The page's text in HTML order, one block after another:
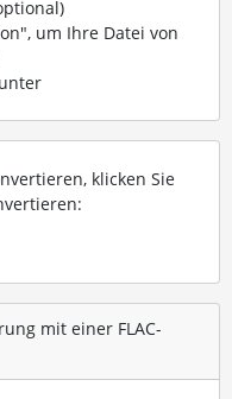
um Ihre Datei von
klicken Sie
mit einer FLAC-